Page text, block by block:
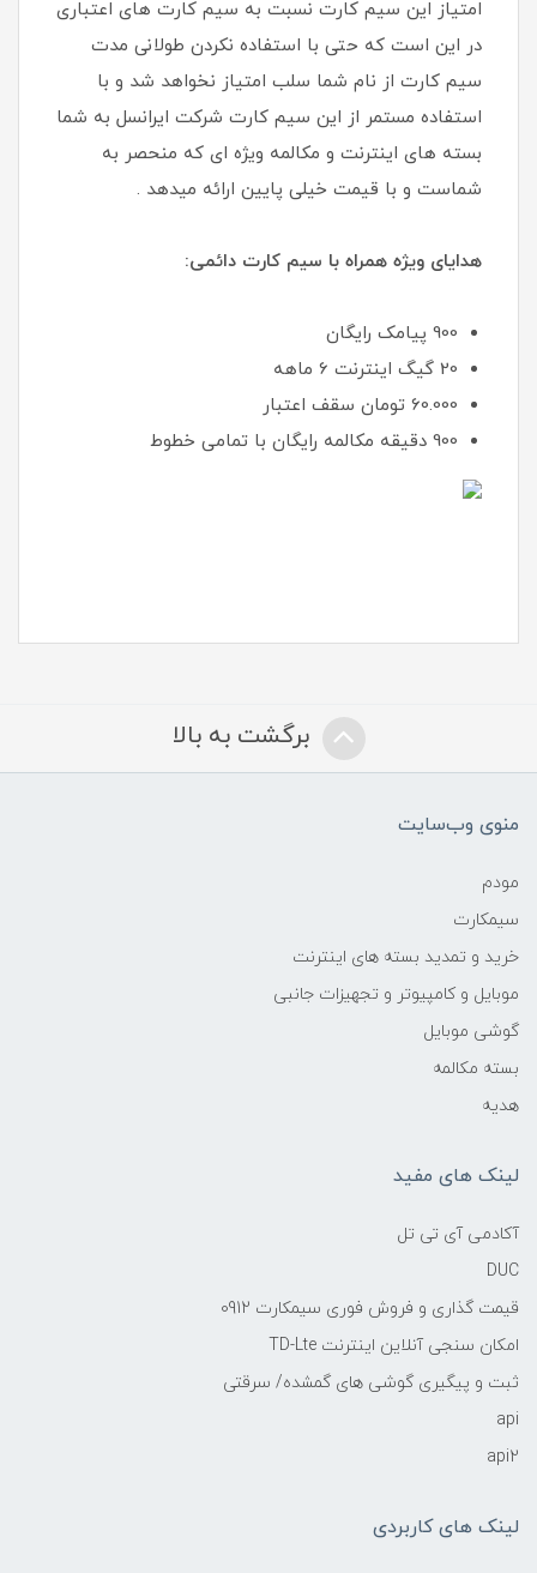
امتیاز این سیم کارت نسبت به سیم کارت های اعتباری
در این است که حتی با استفاده نکردن طولانی مدت
سیم کارت از نام شما سلب امتیاز نخواهد شد و با
استفاده مستمر از این سیم کارت شرکت ایرانسل به شما
بسته های اینترنت و مکالمه ویژه ای که منحصر به
شماست و با قیمت خیلی پایین ارائه میدهد .
هدایای ویژه همراه با سیم کارت دائمی:
900 پیامک رایگان
20 گیگ اینترنت 6 ماهه
60.000 تومان سقف اعتبار
900 دقیقه مکالمه رایگان با تمامی خطوط
برگشت به بالا
منوی وب‌سایت
مودم
سیمکارت
خرید و تمدید بسته های اینترنت
موبایل و کامپیوتر و تجهیزات جانبی
گوشی موبایل
بسته مکالمه
هدیه
لینک های مفید
آکادمی آی تی تل
DUC
قیمت گذاری و فروش فوری سیمکارت 0912
امکان سنجی آنلاین اینترنت TD-Lte
ثبت و پیگیری گوشی های گمشده/ سرقتی
api
api2
لینک های کاربردی